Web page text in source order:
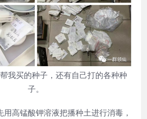
我买的种子，还有自己打的各种种
子。
高锰酸钾溶液把播种土进行消毒，